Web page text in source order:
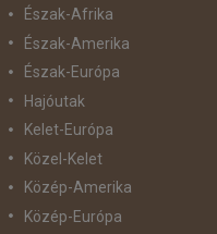
Észak-Afrika
Észak-Amerika
Észak-Európa
Hajóutak
Kelet-Európa
Közel-Kelet
Közép-Amerika
Közép-Európa